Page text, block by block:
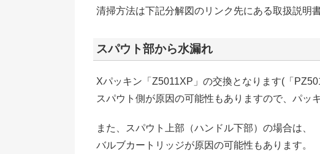
清掃方法は下記分解図のリンク先にある取扱説明
スパウト部から水漏れ
Xパッキン「Z5011XP」の交換となります(「
スパウト側が原因の可能性もありますので、パッ
また、スパウト上部（ハンドル下部）の場合は、
バルブカートリッジが原因の可能性もあります。